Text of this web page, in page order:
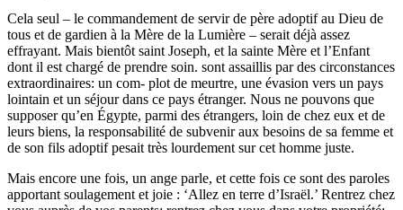
Cela seul – le commandement de servir de père adoptif au Dieu de
tous et de gardien à la Mère de la Lumière – serait déjà assez
effrayant. Mais bientôt saint Joseph, et la sainte Mère et l’Enfant
dont il est chargé de prendre soin. sont assaillis par des circonstances
extraordinaires: un com- plot de meurtre, une évasion vers un pays
lointain et un séjour dans ce pays étranger. Nous ne pouvons que
supposer qu’en Égypte, parmi des étrangers, loin de chez eux et de
leurs biens, la responsabilité de subvenir aux besoins de sa femme et
de son fils adoptif pesait très lourdement sur cet homme juste.
Mais encore une fois, un ange parle, et cette fois ce sont des paroles
apportant soulagement et joie : ‘Allez en terre d’Israël.’ Rentrez chez